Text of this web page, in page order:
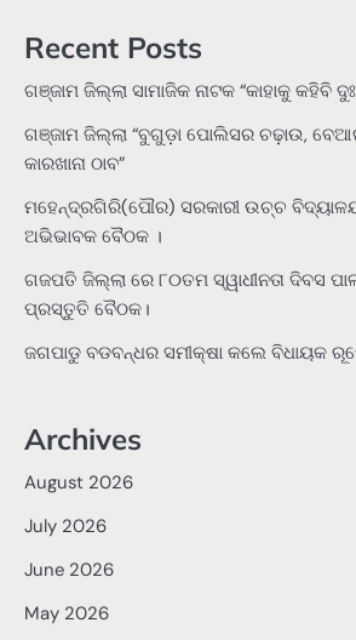
Recent Posts
ଗଞ୍ଜାମ ଜିଲ୍ଲା ସାମାଜିକ ନାଟକ “କାହାକୁ କହିବି
ଗଞ୍ଜାମ ଜିଲ୍ଲା “ବୁଗୁଡ଼ା ପୋଲିସର ଚଢ଼ାଉ,
କାରଖାନା ଠାବ”
ମହେନ୍ଦ୍ରଗିରି(ପୌର) ସରକାରୀ ଉଚ୍ଚ
ଅଭିଭାବକ ବୈଠକ ।
ଗଜପତି ଜିଲ୍ଲା ରେ ୮୦ତମ ସ୍ୱାଧୀନତା ଦିବସ
ପ୍ରସ୍ତୁତି ବୈଠକ।
ଜଗପାଡୁ ବଡବନ୍ଧର ସମୀକ୍ଷା କଲେ ବିଧାୟକ
Archives
August 2026
July 2026
June 2026
May 2026